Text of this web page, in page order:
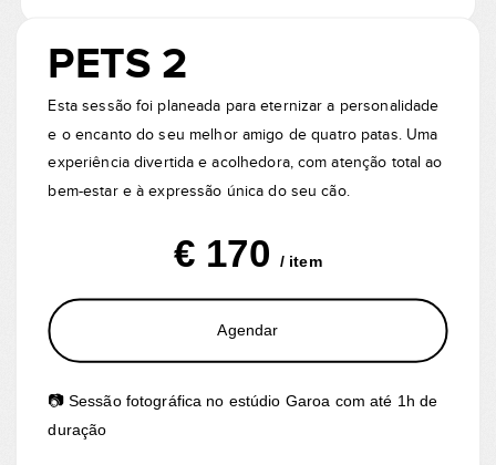
PETS 2
Esta sessão foi planeada para eternizar a personalidade
e o encanto do seu melhor amigo de quatro patas. Uma
experiência divertida e acolhedora, com atenção total ao
bem-estar e à expressão única do seu cão.
€ 170 / item
Agendar
📷 Sessão fotográfica no estúdio Garoa com até 1h de
duração